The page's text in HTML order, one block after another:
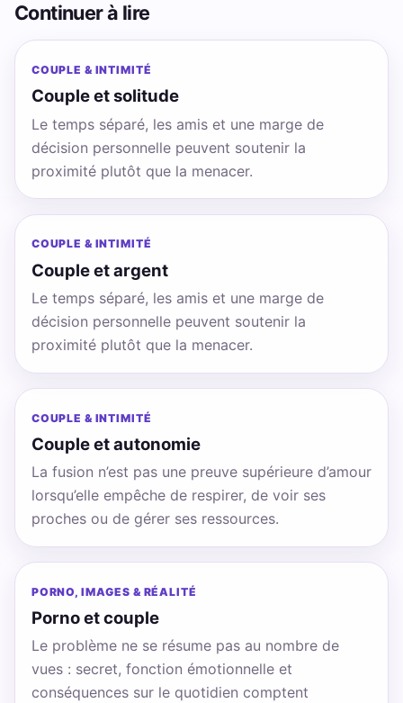
Continuer à lire
COUPLE & INTIMITÉ
Couple et solitude
Le temps séparé, les amis et une marge de
décision personnelle peuvent soutenir la
proximité plutôt que la menacer.
COUPLE & INTIMITÉ
Couple et argent
Le temps séparé, les amis et une marge de
décision personnelle peuvent soutenir la
proximité plutôt que la menacer.
COUPLE & INTIMITÉ
Couple et autonomie
La fusion n’est pas une preuve supérieure d’amour
lorsqu’elle empêche de respirer, de voir ses
proches ou de gérer ses ressources.
PORNO, IMAGES & RÉALITÉ
Porno et couple
Le problème ne se résume pas au nombre de
vues : secret, fonction émotionnelle et
conséquences sur le quotidien comptent